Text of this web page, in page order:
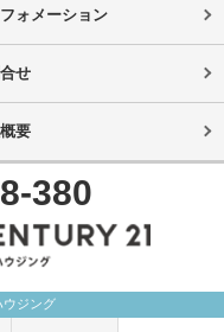
ォメーション
せ
要
380
ジング